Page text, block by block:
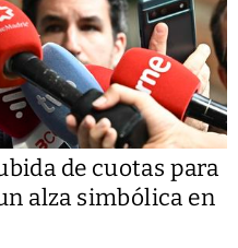
de cuotas para
alza simbólica en